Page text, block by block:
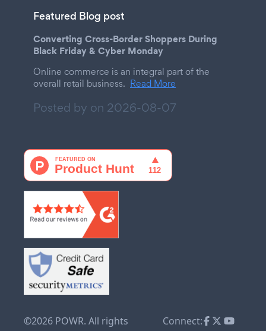
Featured Blog post
Converting Cross-Border Shoppers During
Black Friday & Cyber Monday
Online commerce is an integral part of the
overall retail business. Read More
Posted by on 2026-08-07
©2026 POWR. All rights
Connect: